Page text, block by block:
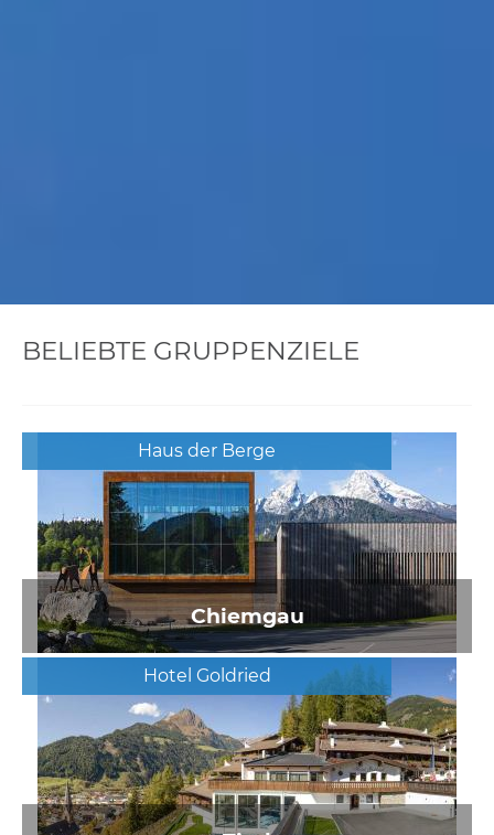
BELIEBTE GRUPPENZIELE
Haus der Berge
Chiemgau
Hotel Goldried